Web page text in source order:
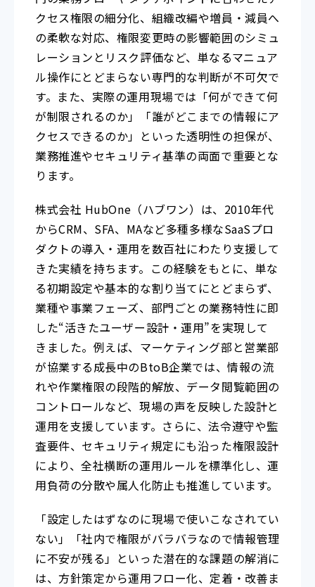
クセス権限の細分化、組織改編や増員・減員へ
の柔軟な対応、権限変更時の影響範囲のシミュ
レーションとリスク評価など、単なるマニュア
ル操作にとどまらない専門的な判断が不可欠で
す。また、実際の運用現場では「何ができて何
が制限されるのか」「誰がどこまでの情報にア
クセスできるのか」といった透明性の担保が、
業務推進やセキュリティ基準の両面で重要とな
ります。
株式会社 HubOne（ハブワン）は、2010年代
からCRM、SFA、MAなど多種多様なSaaSプロ
ダクトの導入・運用を数百社にわたり支援して
きた実績を持ちます。この経験をもとに、単な
る初期設定や基本的な割り当てにとどまらず、
業種や事業フェーズ、部門ごとの業務特性に即
した“活きたユーザー設計・運用”を実現して
きました。例えば、マーケティング部と営業部
が協業する成長中のBtoB企業では、情報の流
れや作業権限の段階的解放、データ閲覧範囲の
コントロールなど、現場の声を反映した設計と
運用を支援しています。さらに、法令遵守や監
査要件、セキュリティ規定にも沿った権限設計
により、全社横断の運用ルールを標準化し、運
用負荷の分散や属人化防止も推進しています。
「設定したはずなのに現場で使いこなされてい
ない」「社内で権限がバラバラなので情報管理
に不安が残る」といった潜在的な課題の解消に
は、方針策定から運用フロー化、定着・改善ま